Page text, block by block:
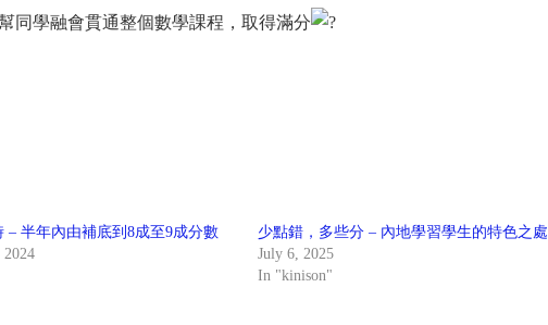
同學融會貫通整個數學課程，取得滿分
– 半年內由補底到8成至9成分數
2024
少點錯，多些分 – 內地學習學生的特色之處
July 6, 2025
In "kinison"